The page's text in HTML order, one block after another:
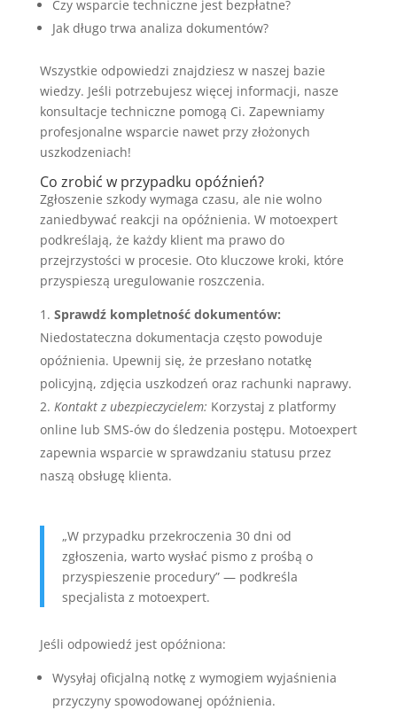
Czy wsparcie techniczne jest bezpłatne?
Jak długo trwa analiza dokumentów?
Wszystkie odpowiedzi znajdziesz w naszej bazie
wiedzy. Jeśli potrzebujesz więcej informacji, nasze
konsultacje techniczne pomogą Ci. Zapewniamy
profesjonalne wsparcie nawet przy złożonych
uszkodzeniach!
Co zrobić w przypadku opóźnień?
Zgłoszenie szkody wymaga czasu, ale nie wolno
zaniedbywać reakcji na opóźnienia. W motoexpert
podkreślają, że każdy klient ma prawo do
przejrzystości w procesie. Oto kluczowe kroki, które
przyspieszą uregulowanie roszczenia.
Sprawdź kompletność dokumentów:
Niedostateczna dokumentacja często powoduje
opóźnienia. Upewnij się, że przesłano notatkę
policyjną, zdjęcia uszkodzeń oraz rachunki naprawy.
Kontakt z ubezpieczycielem: Korzystaj z platformy
online lub SMS-ów do śledzenia postępu. Motoexpert
zapewnia wsparcie w sprawdzaniu statusu przez
naszą obsługę klienta.
„W przypadku przekroczenia 30 dni od
zgłoszenia, warto wysłać pismo z prośbą o
przyspieszenie procedury” — podkreśla
specjalista z motoexpert.
Jeśli odpowiedź jest opóźniona:
Wysyłaj oficjalną notkę z wymogiem wyjaśnienia
przyczyny spowodowanej opóźnienia.